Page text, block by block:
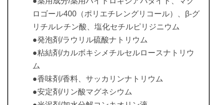
ロゴール400（ポリエチレングリコール）、β-グ
リチルレチン酸、塩化セチルピリジニウム
●発泡剤/ラウリル硫酸ナトリウム
●粘結剤/カルボキシメチルセルロースナトリウ
ム
●香味剤/香料、サッカリンナトリウム
●安定剤/リン酸マグネシウム